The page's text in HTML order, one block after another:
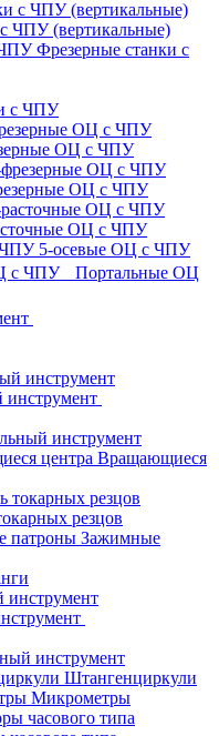
ЧПУ (вертикальные)
Фрезерные станки с
с ЧПУ
ОЦ с ЧПУ
ОЦ с ЧПУ
ОЦ с ЧПУ
5-осевые ОЦ с ЧПУ
Портальные ОЦ
инструмент
инструмент
Вращающиеся
резцов
Зажимные
инструмент
Штангенциркули
Микрометры